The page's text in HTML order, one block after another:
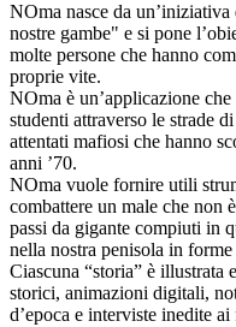
NOma nasce da
nostre gambe" e si pone
molte persone che hanno
proprie vite.
NOma è un’applicazione
studenti attraverso le strade
attentati mafiosi che hanno
anni ’70.
NOma vuole fornire utili
combattere un male che non
passi da gigante compiuti in
nella nostra penisola in
Ciascuna “storia” è illustrata
storici, animazioni digitali,
d’epoca e interviste inedite